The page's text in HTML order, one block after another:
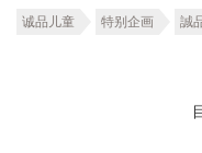
诚品儿童 特别企画 誠